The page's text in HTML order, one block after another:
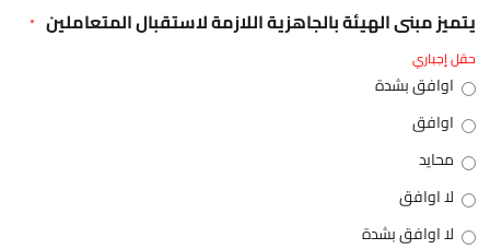
يتميز مبنى الهيئة بالجاهزية اللازمة لاستقبال المتعاملين *
حقل إجباري
اوافق بشدة
اوافق
محايد
لا اوافق
لا اوافق بشدة